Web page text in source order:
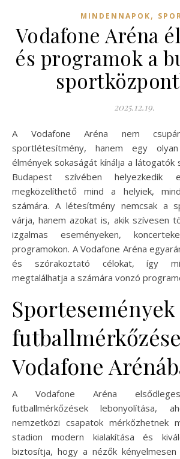
MINDENNAPOK,
Vodafone Aréna
és programok a
2025.12.19.
A Vodafone Aréna nem csupán egy modern
sportlétesítmény, hanem egy
élmények sokaságát kínálja a látogatók
Budapest szívében helyezkedik
megközelíthető mind a helyiek,
számára. A létesítmény nemcsak a
várja, hanem azokat is, akik szívesen
izgalmas eseményeken,
programokon. A Vodafone Aréna
és szórakoztató célokat, így
megtalálhatja a számára vonzó
Sportesemények
Vodafone
A Vodafone Aréna
futballmérkőzések
nemzetközi csapatok mérkőzhetnek
stadion modern kialakítása és
biztosítja, hogy a nézők